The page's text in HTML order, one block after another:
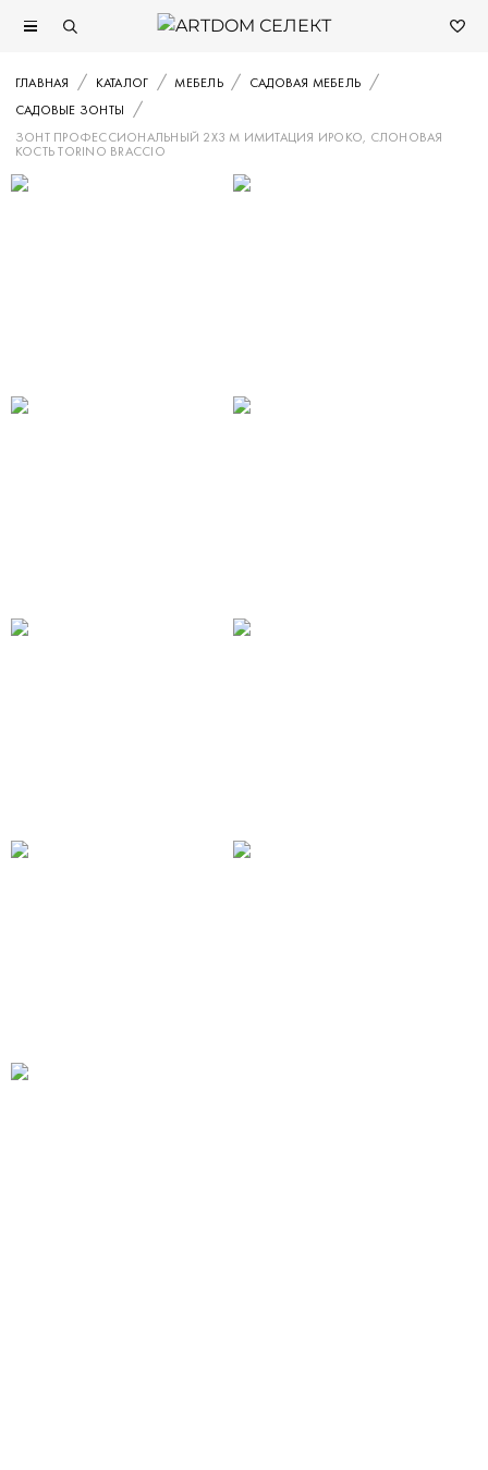
ГЛАВНАЯ КАТАЛОГ МЕБЕЛЬ
САДОВАЯ МЕБЕЛЬ
САДОВЫЕ ЗОНТЫ
ЗОНТ ПРОФЕССИОНАЛЬНЫЙ 2Х3 М ИМИТАЦИЯ ИРОКО, СЛОНОВАЯ
КОСТЬ TORINO BRACCIO